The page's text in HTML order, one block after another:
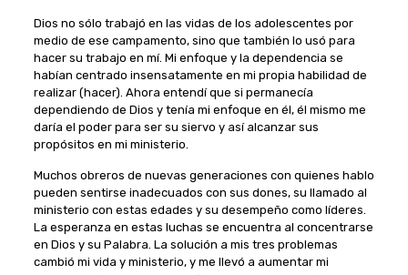
Dios no sólo trabajó en las vidas de los adolescentes por
medio de ese campamento, sino que también lo usó para
hacer su trabajo en mí. Mi enfoque y la dependencia se
habían centrado insensatamente en mi propia habilidad de
realizar (hacer). Ahora entendí que si permanecía
dependiendo de Dios y tenía mi enfoque en él, él mismo me
daría el poder para ser su siervo y así alcanzar sus
propósitos en mi ministerio.
Muchos obreros de nuevas generaciones con quienes hablo
pueden sentirse inadecuados con sus dones, su llamado al
ministerio con estas edades y su desempeño como líderes.
La esperanza en estas luchas se encuentra al concentrarse
en Dios y su Palabra. La solución a mis tres problemas
cambió mi vida y ministerio, y me llevó a aumentar mi